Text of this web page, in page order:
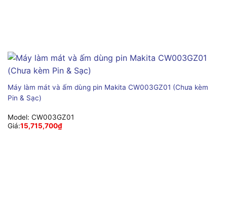
Máy làm mát và ấm dùng pin Makita CW003GZ01 (Chưa kèm
Pin & Sạc)
Model: CW003GZ01
Giá:15,715,700₫